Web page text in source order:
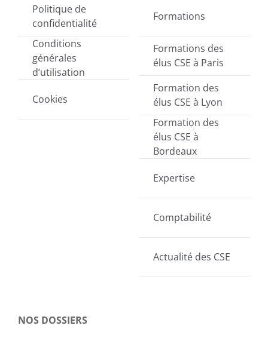
Politique de
confidentialité
Conditions
générales
d’utilisation
Cookies
Formations
Formations des
élus CSE à Paris
Formation des
élus CSE à Lyon
Formation des
élus CSE à
Bordeaux
Expertise
Comptabilité
Actualité des CSE
NOS DOSSIERS